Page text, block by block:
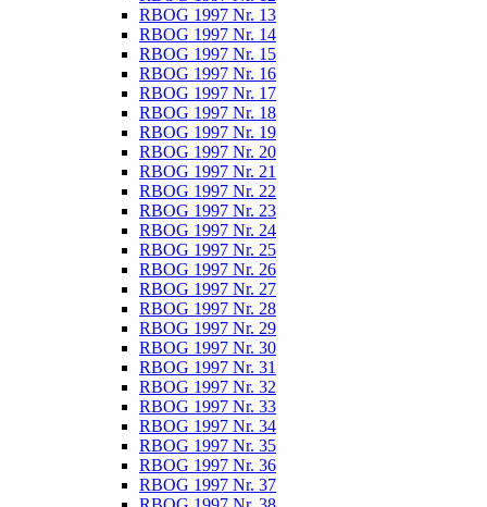
RBOG 1997 Nr. 13
RBOG 1997 Nr. 14
RBOG 1997 Nr. 15
RBOG 1997 Nr. 16
RBOG 1997 Nr. 17
RBOG 1997 Nr. 18
RBOG 1997 Nr. 19
RBOG 1997 Nr. 20
RBOG 1997 Nr. 21
RBOG 1997 Nr. 22
RBOG 1997 Nr. 23
RBOG 1997 Nr. 24
RBOG 1997 Nr. 25
RBOG 1997 Nr. 26
RBOG 1997 Nr. 27
RBOG 1997 Nr. 28
RBOG 1997 Nr. 29
RBOG 1997 Nr. 30
RBOG 1997 Nr. 31
RBOG 1997 Nr. 32
RBOG 1997 Nr. 33
RBOG 1997 Nr. 34
RBOG 1997 Nr. 35
RBOG 1997 Nr. 36
RBOG 1997 Nr. 37